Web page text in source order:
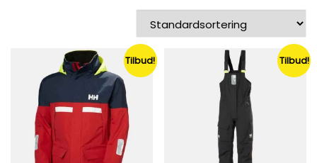
Tilbud! Tilbud!